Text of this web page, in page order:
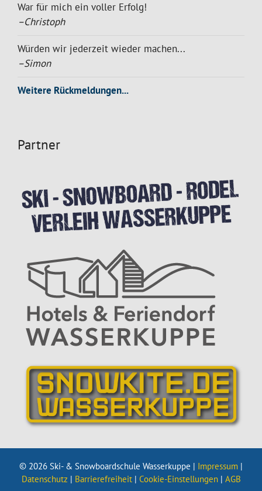
War für mich ein voller Erfolg!
–Christoph
Würden wir jederzeit wieder machen...
–Simon
Weitere Rückmeldungen...
Partner
© 2026 Ski- & Snowboardschule Wasserkuppe | Impressum |
Datenschutz | Barrierefreiheit| Cookie-Einstellungen| AGB